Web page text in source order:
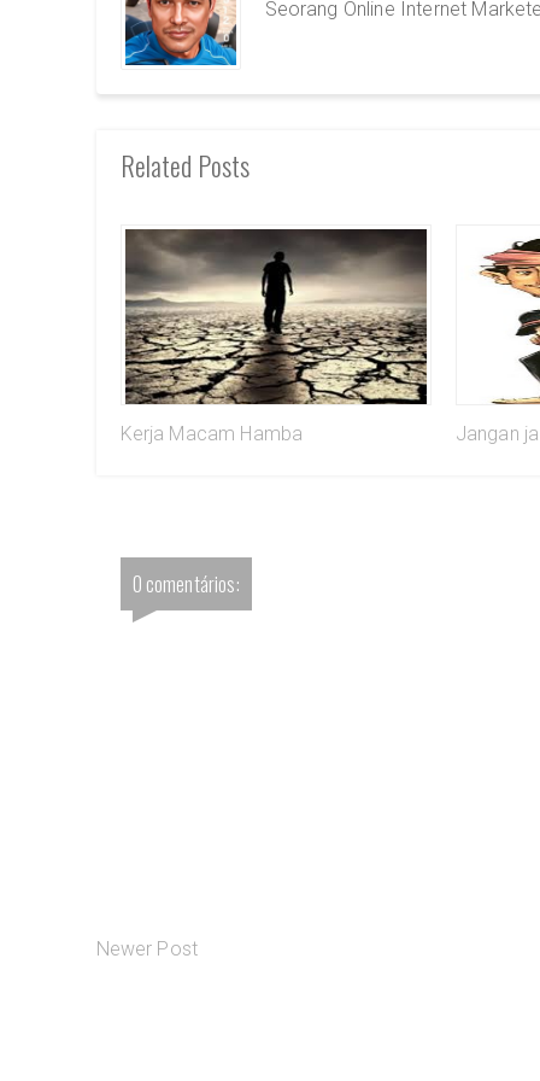
Seorang Online Internet
Related Posts
Kerja Macam Hamba Jangan
0 comentários:
Newer Post